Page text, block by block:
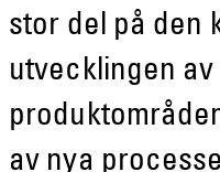
stor del på den
utvecklingen
av nya